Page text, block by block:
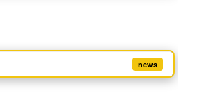
news